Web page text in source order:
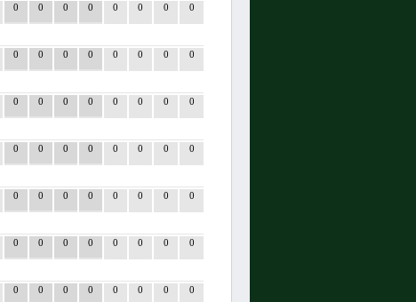
0 0 0 0 0 0 0 0
0 0 0 0 0 0 0 0
0 0 0 0 0 0 0 0
0 0 0 0 0 0 0 0
0 0 0 0 0 0 0 0
0 0 0 0 0 0 0 0
0 0 0 0 0 0 0 0